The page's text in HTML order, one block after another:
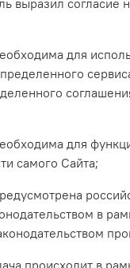
выразил согласие
для
для
самого Сайта;
в